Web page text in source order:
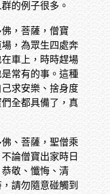
的例子很多。
，菩薩，僧寶
，為眾生四處奔
車上，時時趕場
常有的事。這種
求安樂、捨身度
全都具備了，真
、菩薩，聖僧乘
論僧寶出家時日
敬、懺悔、清
請勿隨意碰觸到